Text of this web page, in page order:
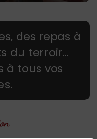
des repas à
du terroir…
à tous vos